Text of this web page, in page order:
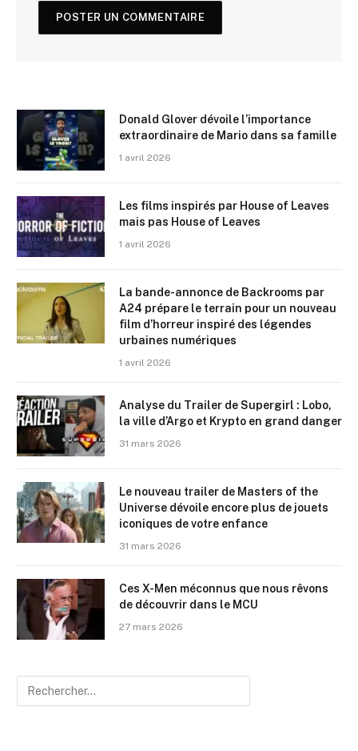
Donald Glover dévoile l’importance
extraordinaire de Mario dans sa famille
1 avril 2026
Les films inspirés par House of Leaves
mais pas House of Leaves
1 avril 2026
La bande-annonce de Backrooms par
A24 prépare le terrain pour un nouveau
film d’horreur inspiré des légendes
urbaines numériques
1 avril 2026
Analyse du Trailer de Supergirl : Lobo,
la ville d’Argo et Krypto en grand danger
31 mars 2026
Le nouveau trailer de Masters of the
Universe dévoile encore plus de jouets
iconiques de votre enfance
31 mars 2026
Ces X-Men méconnus que nous rêvons
de découvrir dans le MCU
27 mars 2026